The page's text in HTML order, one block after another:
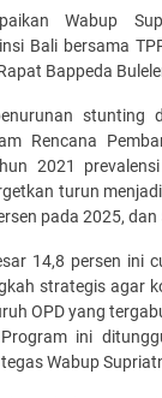
Wabup
Bali bersama
Bappeda
stunting
Rencana
2021
turun
pada 2025,
14,8 persen ini
strategis agar
OPD yang
ini
Wabup